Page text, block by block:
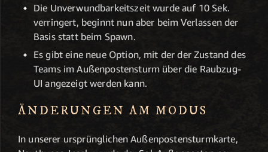
Die Unverwundbarkeitszeit wurde auf 10 Sek.
verringert, beginnt nun aber beim Verlassen der
Basis statt beim Spawn.
Es gibt eine neue Option, mit der der Zustand des
Teams im Außenpostensturm über die Raubzug-
UI angezeigt werden kann.
ÄNDERUNGEN AM MODUS
In unserer ursprünglichen Außenpostensturmkarte,